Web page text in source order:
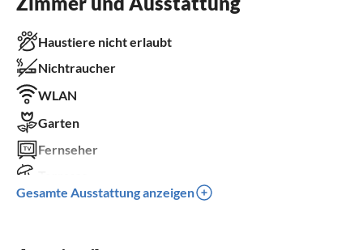
Haustiere nicht erlaubt
Nichtraucher
WLAN
Garten
Fernseher
Spülmaschine
Gesamte Ausstattung anzeigen